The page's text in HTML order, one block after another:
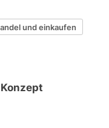
und einkaufen